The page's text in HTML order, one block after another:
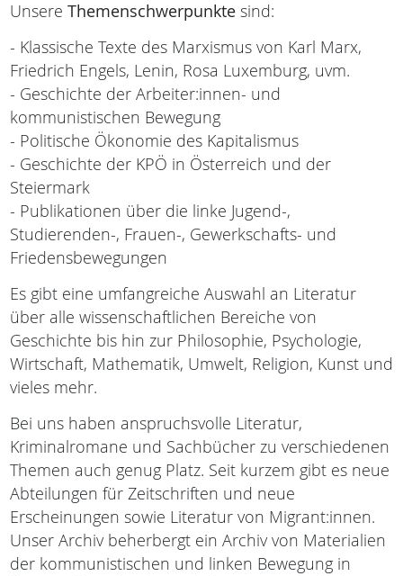
Unsere Themenschwerpunkte sind:
- Klassische Texte des Marxismus von Karl Marx,
Friedrich Engels, Lenin, Rosa Luxemburg, uvm.
- Geschichte der Arbeiter:innen- und
kommunistischen Bewegung
- Politische Ökonomie des Kapitalismus
- Geschichte der KPÖ in Österreich und der
Steiermark
- Publikationen über die linke Jugend-,
Studierenden-, Frauen-, Gewerkschafts- und
Friedensbewegungen
Es gibt eine umfangreiche Auswahl an Literatur
über alle wissenschaftlichen Bereiche von
Geschichte bis hin zur Philosophie, Psychologie,
Wirtschaft, Mathematik, Umwelt, Religion, Kunst und
vieles mehr.
Bei uns haben anspruchsvolle Literatur,
Kriminalromane und Sachbücher zu verschiedenen
Themen auch genug Platz. Seit kurzem gibt es neue
Abteilungen für Zeitschriften und neue
Erscheinungen sowie Literatur von Migrant:innen.
Unser Archiv beherbergt ein Archiv von Materialien
der kommunistischen und linken Bewegung in